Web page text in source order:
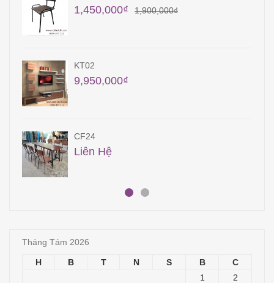
28,700,000₫
KT15
5,400,000
QA31
15,300,000
Tháng Tám 2026
H B T N S B
C
1
2